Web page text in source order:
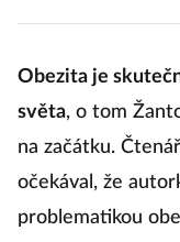
Obezita je
světa, o tom
na začátku.
očekával, že
problematikou